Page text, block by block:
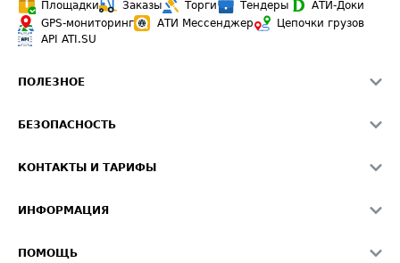
Площадки
Заказы Торги Тендеры
АТИ-Доки
GPS-мониторинг
АТИ Мессенджер
Цепочки грузов
API ATI.SU
ПОЛЕЗНОЕ
Звезды ATI.SU на вашем сайте
Средние ставки
БЕЗОПАСНОСТЬ
Светофор+
О формировании Паспорта
КОНТАКТЫ И ТАРИФЫ
Реклама на сайте
ИНФОРМАЦИЯ
ПОМОЩЬ